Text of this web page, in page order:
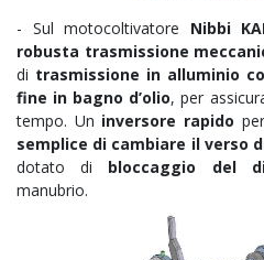
- Sul motocoltivatore Nibbi
robusta trasmissione
di trasmissione in alluminio
fine in bagno d’olio, per
tempo. Un inversore rapido
semplice di cambiare il verso
dotato di bloccaggio del
manubrio.